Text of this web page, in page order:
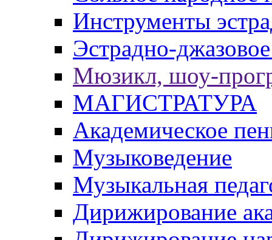
Инструменты
Эстрадно-
Мюзикл, шоу-
МАГИСТРАТУРА
Академическое
Музыковедение
Музыкальная
Дирижирование